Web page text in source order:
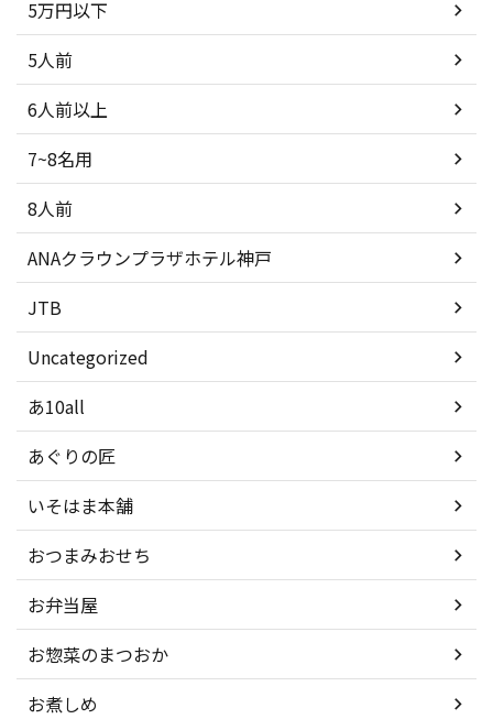
5万円以下
5人前
6人前以上
7~8名用
8人前
ANAクラウンプラザホテル神戸
JTB
Uncategorized
あ10all
あぐりの匠
いそはま本舗
おつまみおせち
お弁当屋
お惣菜のまつおか
お煮しめ